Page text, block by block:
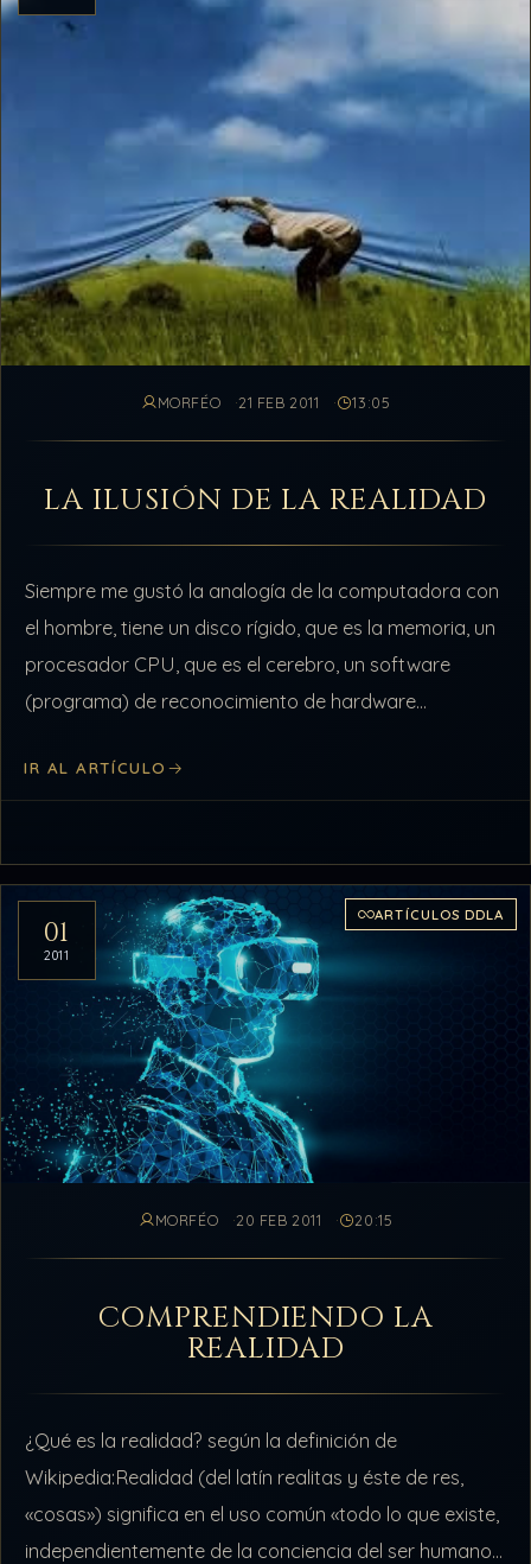
MORFÉO 21 FEB 2011 13:05
LA ILUSIÓN DE LA REALIDAD
Siempre me gustó la analogía de la computadora con
el hombre, tiene un disco rígido, que es la memoria, un
procesador CPU, que es el cerebro, un software
(programa) de reconocimiento de hardware
IR AL ARTÍCULO
01
2011
ARTÍCULOS DDLA
MORFÉO 20 FEB 2011 20:15
COMPRENDIENDO LA
REALIDAD
¿Qué es la realidad? según la definición de
Wikipedia:Realidad (del latín realitas y éste de res,
«cosas») significa en el uso común «todo lo que existe,
independientemente de la conciencia del ser humano».